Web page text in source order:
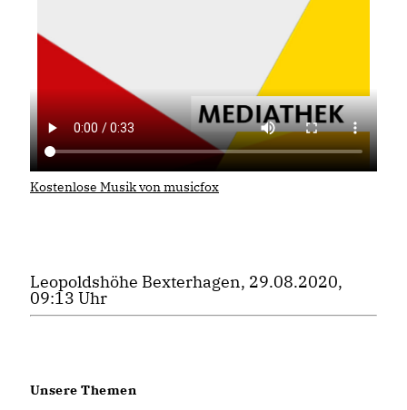
Kostenlose Musik von musicfox
Leopoldshöhe Bexterhagen, 29.08.2020,
09:13 Uhr
Unsere Themen